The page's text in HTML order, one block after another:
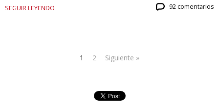
SEGUIR LEYENDO 92 comentarios
1 2 Siguiente »